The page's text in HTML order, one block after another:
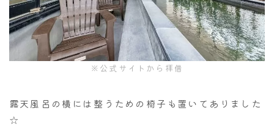
※公式サイトから拝借
露天風呂の横には整うための椅子も置いてありました
☆